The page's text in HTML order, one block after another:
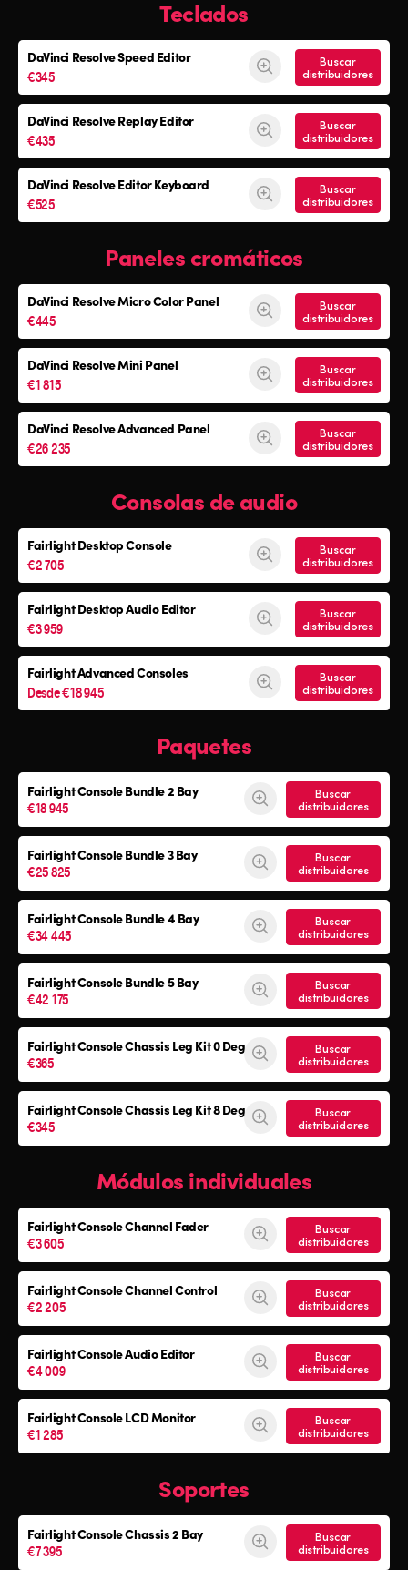
Teclados
DaVinci ResolveSpeed Editor
€345
Buscar
distribuidores
DaVinci ResolveReplay Editor
€435
Buscar
distribuidores
DaVinci ResolveEditor Keyboard
€525
Buscar
distribuidores
Paneles cromáticos
DaVinci ResolveMicro Color Panel
€445
Buscar
distribuidores
DaVinci ResolveMini Panel
€1 815
Buscar
distribuidores
DaVinci Resolve Advanced Panel
€26 235
Buscar
distribuidores
Consolas de audio
Fairlight Desktop Console
€2 705
Buscar
distribuidores
Fairlight Desktop Audio Editor
€3 959
Buscar
distribuidores
Fairlight Advanced Consoles
Desde €18 945
Buscar
distribuidores
Paquetes
Fairlight ConsoleBundle 2 Bay
€18 945
Buscar
distribuidores
Fairlight ConsoleBundle 3 Bay
€25 825
Buscar
distribuidores
Fairlight ConsoleBundle 4 Bay
€34 445
Buscar
distribuidores
Fairlight ConsoleBundle 5 Bay
€42 175
Buscar
distribuidores
Fairlight ConsoleChassis Leg Kit 0 Deg
€365
Buscar
distribuidores
Fairlight ConsoleChassis Leg Kit 8 Deg
€345
Buscar
distribuidores
Módulos individuales
Fairlight Console Channel Fader
€3 605
Buscar
distribuidores
Fairlight Console Channel Control
€2 205
Buscar
distribuidores
Fairlight Console Audio Editor
€4 009
Buscar
distribuidores
Fairlight Console LCD Monitor
€1 285
Buscar
distribuidores
Soportes
Fairlight ConsoleChassis 2 Bay
€7 395
Buscar
distribuidores